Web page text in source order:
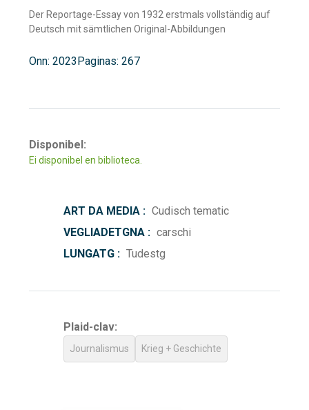
Der Reportage-Essay von 1932 erstmals vollständig auf
Deutsch mit sämtlichen Original-Abbildungen
Onn: 2023Paginas: 267
Disponibel:
Ei disponibel en biblioteca.
ART DA MEDIA : Cudisch tematic
VEGLIADETGNA : carschi
LUNGATG : Tudestg
Plaid-clav:
Journalismus Krieg + Geschichte